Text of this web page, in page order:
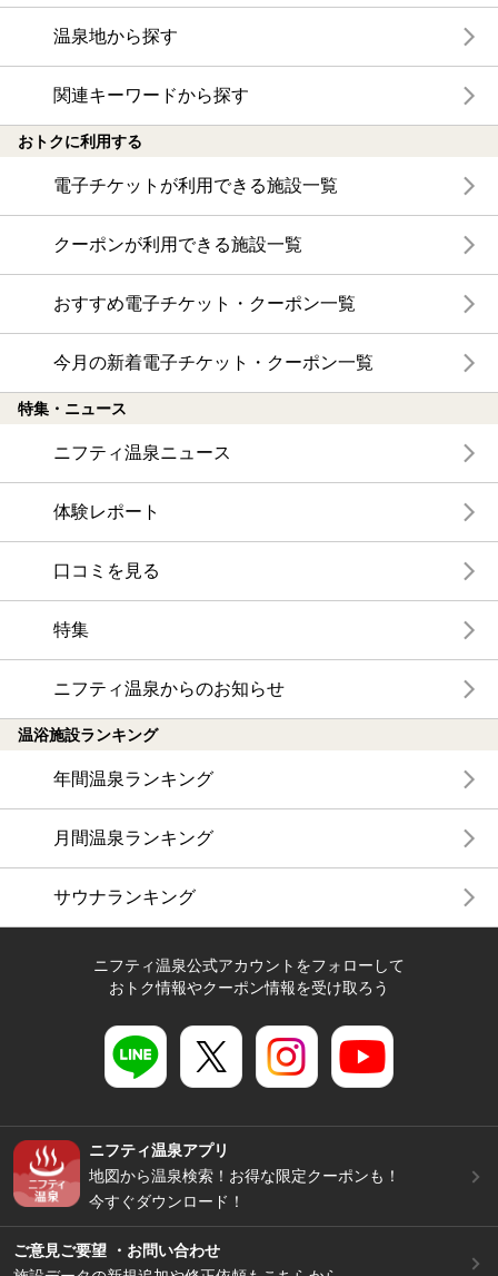
温泉地から探す
関連キーワードから探す
おトクに利用する
電子チケットが利用できる施設一覧
クーポンが利用できる施設一覧
おすすめ電子チケット・クーポン一覧
今月の新着電子チケット・クーポン一覧
特集・ニュース
ニフティ温泉ニュース
体験レポート
口コミを見る
特集
ニフティ温泉からのお知らせ
温浴施設ランキング
年間温泉ランキング
月間温泉ランキング
サウナランキング
ニフティ温泉公式アカウントをフォローして
おトク情報やクーポン情報を受け取ろう
ニフティ温泉アプリ
地図から温泉検索！お得な限定クーポンも！
今すぐダウンロード！
ご意見ご要望 ・お問い合わせ